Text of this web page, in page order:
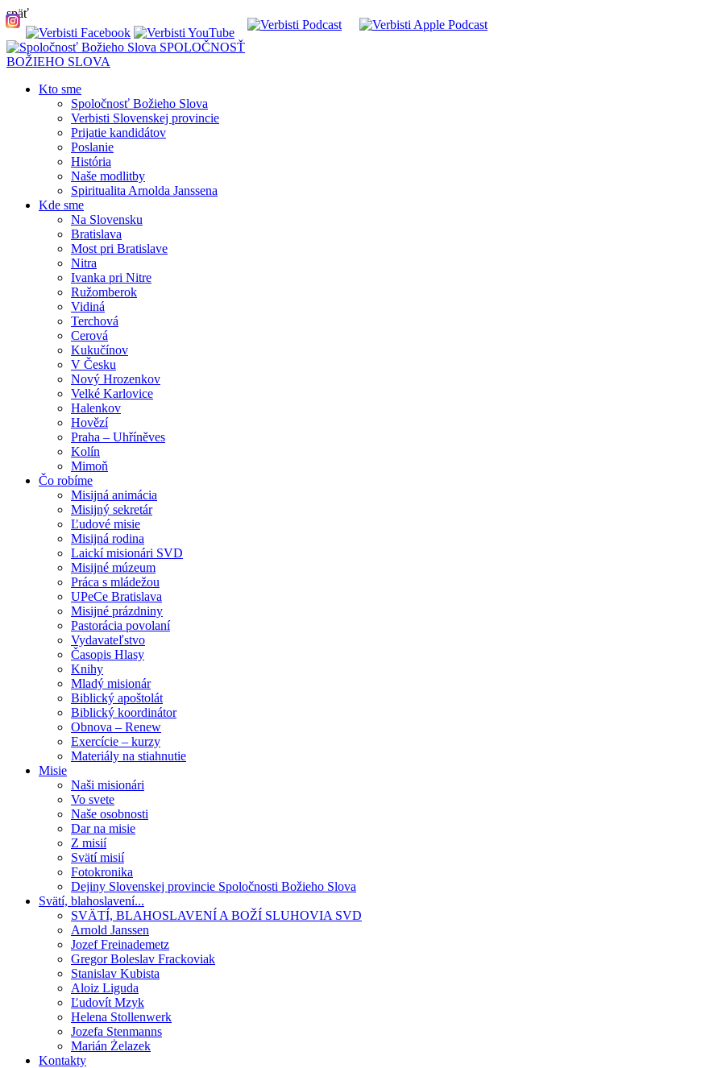
späť
SPOLOČNOSŤ
BOŽIEHO SLOVA
Kto sme
Spoločnosť Božieho Slova
Verbisti Slovenskej provincie
Prijatie kandidátov
Poslanie
História
Naše modlitby
Spiritualita Arnolda Janssena
Kde sme
Na Slovensku
Bratislava
Most pri Bratislave
Nitra
Ivanka pri Nitre
Ružomberok
Vidiná
Terchová
Cerová
Kukučínov
V Česku
Nový Hrozenkov
Velké Karlovice
Halenkov
Hovězí
Praha – Uhříněves
Kolín
Mimoň
Čo robíme
Misijná animácia
Misijný sekretár
Ľudové misie
Misijná rodina
Laickí misionári SVD
Misijné múzeum
Práca s mládežou
UPeCe Bratislava
Misijné prázdniny
Pastorácia povolaní
Vydavateľstvo
Časopis Hlasy
Knihy
Mladý misionár
Biblický apoštolát
Biblický koordinátor
Obnova – Renew
Exercície – kurzy
Materiály na stiahnutie
Misie
Naši misionári
Vo svete
Naše osobnosti
Dar na misie
Z misií
Svätí misií
Fotokronika
Dejiny Slovenskej provincie Spoločnosti Božieho Slova
Svätí, blahoslavení...
SVÄTÍ, BLAHOSLAVENÍ A BOŽÍ SLUHOVIA SVD
Arnold Janssen
Jozef Freinademetz
Gregor Boleslav Frackoviak
Stanislav Kubista
Aloiz Liguda
Ľudovít Mzyk
Helena Stollenwerk
Jozefa Stenmanns
Marián Żelazek
Kontakty